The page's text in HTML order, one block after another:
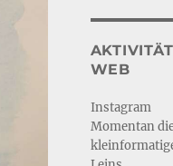
WEB
Instagram
Momentan